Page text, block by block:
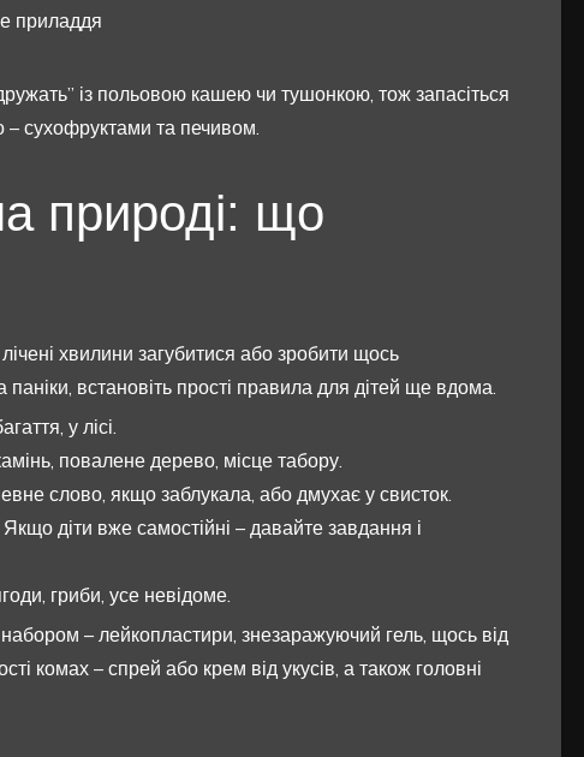
приладдя
із польовою кашею чи тушонкою, тож запасіться
сухофруктами та печивом.
природі: що
хвилини загубитися або зробити щось
встановіть прості правила для дітей ще вдома.
у лісі.
повалене дерево, місце табору.
слово, якщо заблукала, або дмухає у свисток.
діти вже самостійні – давайте завдання і
гриби, усе невідоме.
набором – лейкопластири, знезаражуючий гель, щось від
комах – спрей або крем від укусів, а також головні